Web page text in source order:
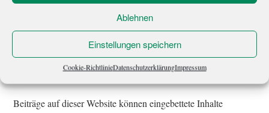
Ablehnen
Einstellungen speichern
Cookie-RichtlinieDatenschutzerklärungImpressum
Eingebettete Inhalte anderer
Websites
Beiträge auf dieser Website können eingebettete Inhalte